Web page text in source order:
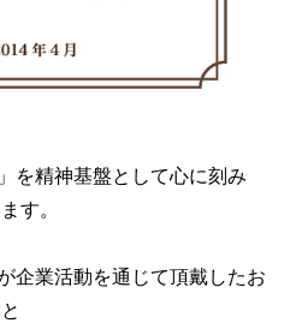
を精神基盤として心に刻み
す。
企業活動を通じて頂戴したお